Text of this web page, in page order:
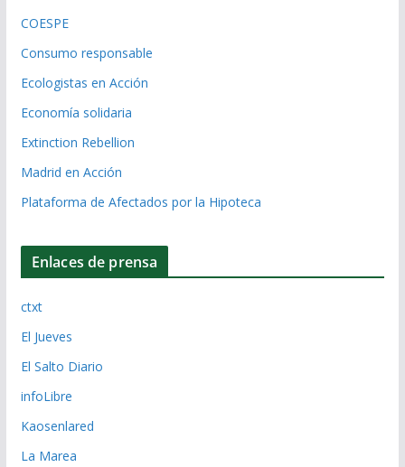
COESPE
Consumo responsable
Ecologistas en Acción
Economía solidaria
Extinction Rebellion
Madrid en Acción
Plataforma de Afectados por la Hipoteca
Enlaces de prensa
ctxt
El Jueves
El Salto Diario
infoLibre
Kaosenlared
La Marea